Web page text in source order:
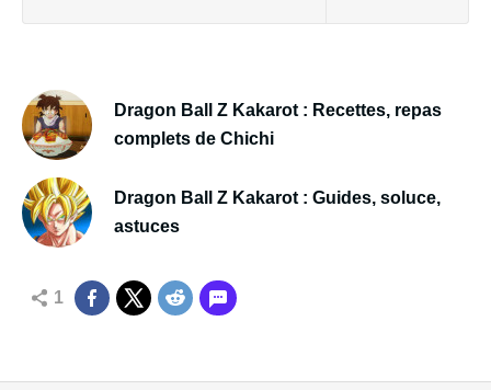
Dragon Ball Z Kakarot : Recettes, repas
complets de Chichi
Dragon Ball Z Kakarot : Guides, soluce,
astuces
1